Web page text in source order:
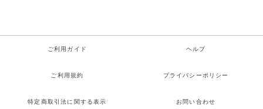
ご利用ガイド ヘルプ
ご利用規約 プライバシーポリシー
特定商取引法に関する表示 お問い合わせ